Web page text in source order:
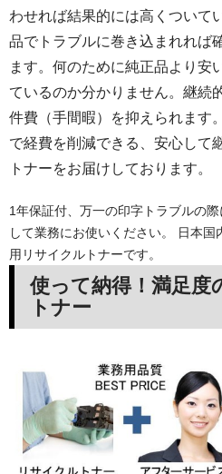
わせれば結果的には高くついて
品でトラブルに巻き込まれれば
ます。何のために純正品より安
ているのか分かりません。継続
件費（手間暇）を抑えられます
で経費を削減できる、安心して
トナーをお届けしております。
1年保証付、万一の印字トラブルの
して業務にお使いください。 日本
用リサイクルトナーです。
使って納得！満足度
トナー